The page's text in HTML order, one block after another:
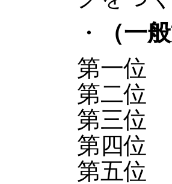
・
（一
第一位
第二位
第三位
第四位
第五位